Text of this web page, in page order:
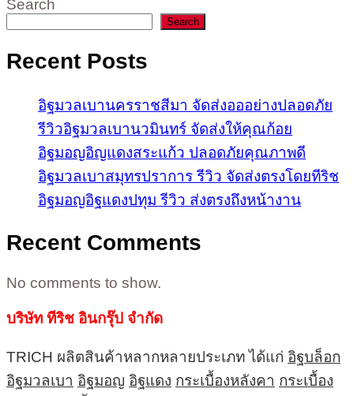
Search
Search
Recent Posts
อิฐมวลเบานครราชสีมา จัดส่งอออย่างปลอดภัย
รีวิวอิฐมวลเบานวมินทร์ จัดส่งให้คุณก้อย
อิฐมอญอิญแดงสระแก้ว ปลอดภัยคุณภาพดี
อิฐมวลเบาสมุทรปราการ รีวิว จัดส่งตรงโดยทีริช
อิฐมอญอิฐแดงปทุม รีวิว ส่งตรงถึงหน้างาน
Recent Comments
No comments to show.
บริษัท ทีริช อินกรุ๊ป จำกัด
TRICH ผลิตสินค้าหลากหลายประเภท ได้แก่ อิฐบล็อก
อิฐมวลเบา อิฐมอญ อิฐแดง กระเบื้องหลังคา กระเบื้อง